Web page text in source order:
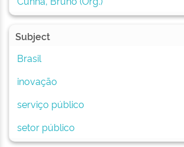
Subject
Brasil
inovação
serviço público
setor público